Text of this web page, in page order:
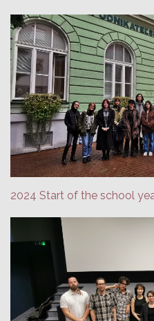
2024 Start of the school